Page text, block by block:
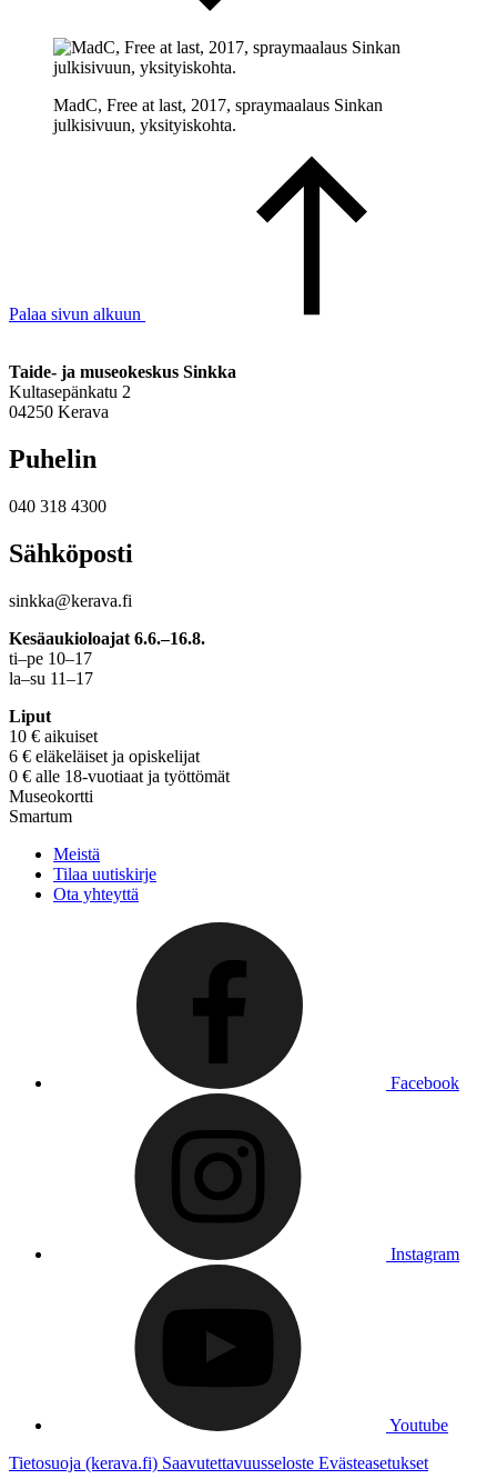
MadC, Free at last, 2017, spraymaalaus Sinkan
julkisivuun, yksityiskohta.
Palaa sivun alkuun
Taide- ja museokeskus Sinkka
Kultasepänkatu 2
04250 Kerava
Puhelin
040 318 4300
Sähköposti
sinkka@kerava.fi
Kesäaukioloajat 6.6.–16.8.
ti–pe 10–17
la–su 11–17
Liput
10 € aikuiset
6 € eläkeläiset ja opiskelijat
0 € alle 18-vuotiaat ja työttömät
Museokortti
Smartum
Meistä
Tilaa uutiskirje
Ota yhteyttä
Facebook
Instagram
Youtube
Tietosuoja (kerava.fi) Saavutettavuusseloste Evästeasetukset